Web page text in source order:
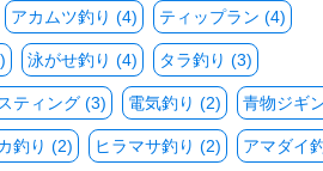
アカムツ釣り (4) ティップラン (4)
泳がせ釣り (4) タラ釣り (3)
ティング (3) 電気釣り (2) 青物ジギ
釣り (2) ヒラマサ釣り (2) アマダイ